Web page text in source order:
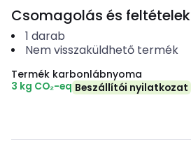
Csomagolás és feltételek
1 darab
Nem visszaküldhető termék
Termék karbonlábnyoma
3 kg CO₂-eq Beszállítói nyilatkozat